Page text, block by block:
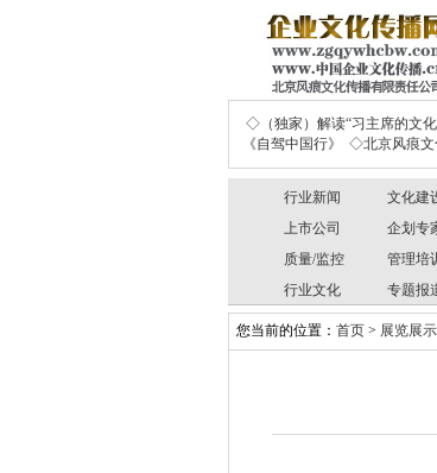
◇（独家）解读“习主席的文
《自驾中国行》
◇北京风痕文
行业新闻 文化建
上市公司
企划专
质量/监控
管理培
行业文化
专题报
您当前的位置： 首页 > 展览展示